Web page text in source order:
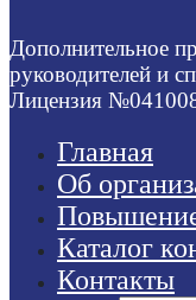
Дополнительное
руководителей и
Лицензия
Главная
Об
Каталог
Контакты